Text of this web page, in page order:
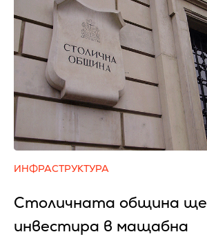
ИНФРАСТРУКТУРА
Столичната община ще
инвестира в мащабна